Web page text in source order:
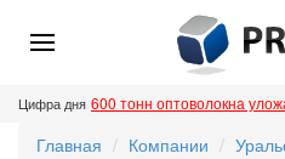
Цифра дня 600 тонн оптоволокна
Главная Компании